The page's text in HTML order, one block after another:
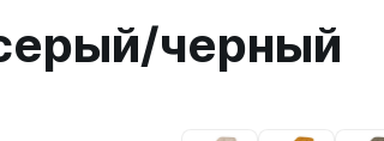
черный